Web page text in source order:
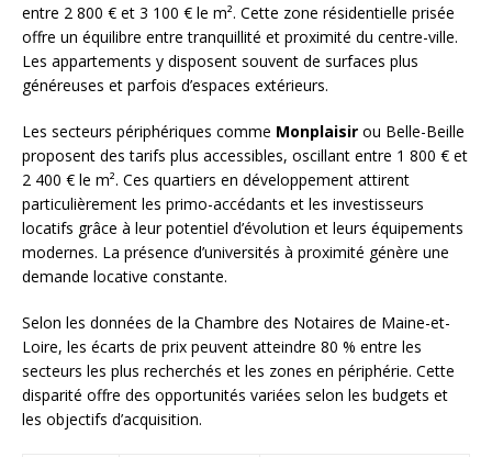
entre 2 800 € et 3 100 € le m². Cette zone résidentielle prisée
offre un équilibre entre tranquillité et proximité du centre-ville.
Les appartements y disposent souvent de surfaces plus
généreuses et parfois d’espaces extérieurs.
Les secteurs périphériques comme Monplaisir ou Belle-Beille
proposent des tarifs plus accessibles, oscillant entre 1 800 € et
2 400 € le m². Ces quartiers en développement attirent
particulièrement les primo-accédants et les investisseurs
locatifs grâce à leur potentiel d’évolution et leurs équipements
modernes. La présence d’universités à proximité génère une
demande locative constante.
Selon les données de la Chambre des Notaires de Maine-et-
Loire, les écarts de prix peuvent atteindre 80 % entre les
secteurs les plus recherchés et les zones en périphérie. Cette
disparité offre des opportunités variées selon les budgets et
les objectifs d’acquisition.